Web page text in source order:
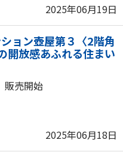
2025年06月19日
ョン壺屋第３〈2階角
開放感あふれる住まい
販売開始
2025年06月18日